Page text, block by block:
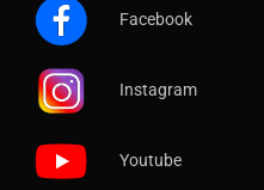
Facebook
Instagram
Youtube